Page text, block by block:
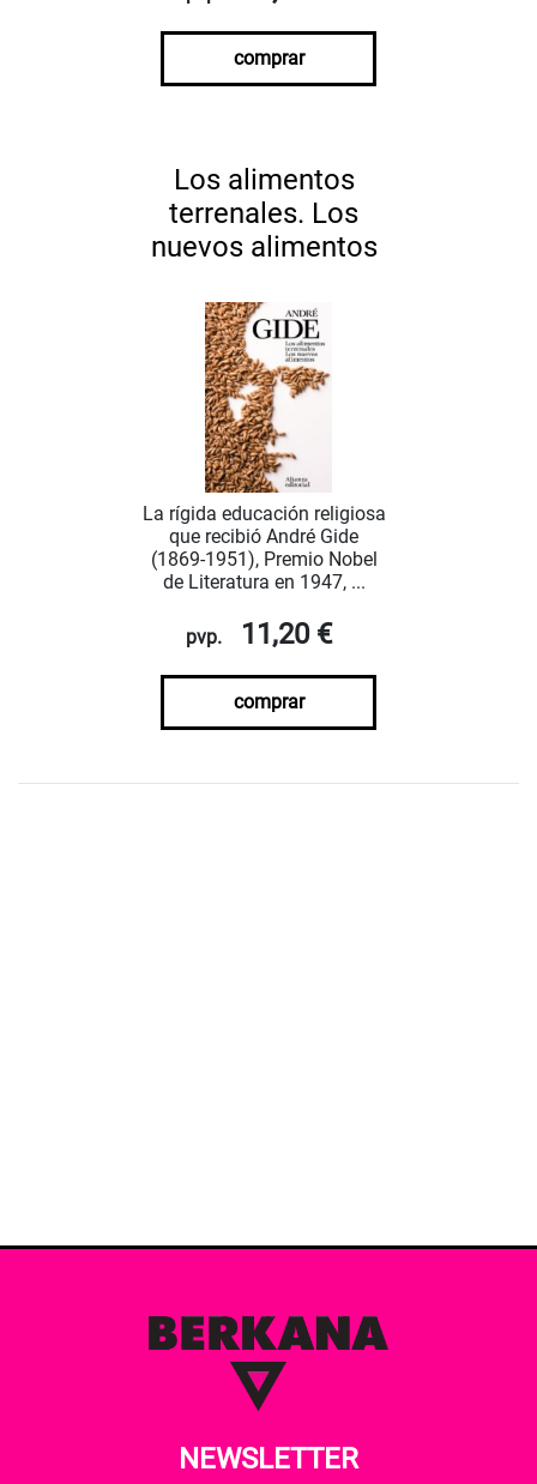
comprar
Los alimentos
terrenales. Los
nuevos alimentos
La rígida educación religiosa
que recibió André Gide
(1869-1951), Premio Nobel
de Literatura en 1947, ...
pvp. 11,20 €
comprar
NEWSLETTER